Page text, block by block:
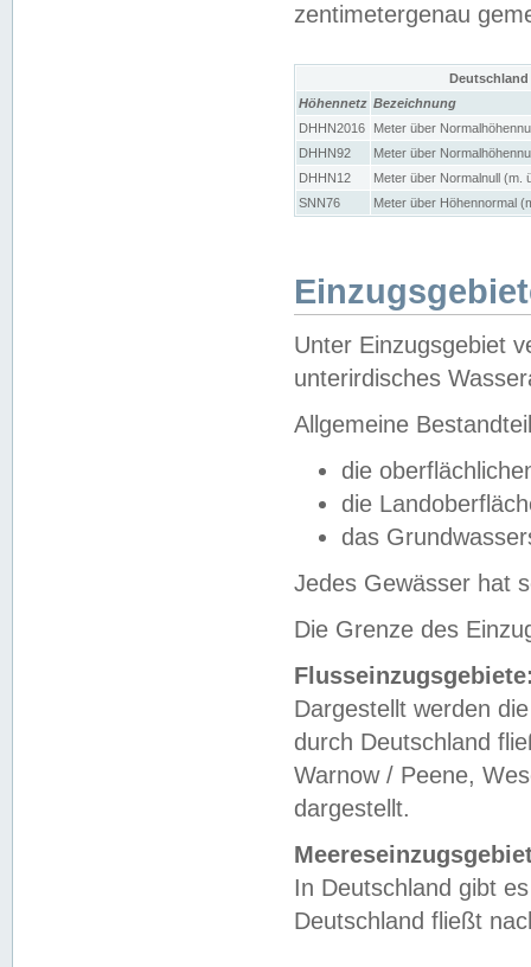
zentimetergenau
Höhennetz Bezeichnung
DHHN2016
Meter über
DHHN92
Meter über
DHHN12
Meter über Normalnull (m.
SNN76
Meter über Höhennormal
Unter Einzugsgebiet
unterirdisches
Allgemeine
die
die
das
Jedes Gewässer hat
Die Grenze des
Dargestellt werden
durch Deutschland
Warnow / Peene,
dargestellt.
In Deutschland gibt
Deutschland fließt